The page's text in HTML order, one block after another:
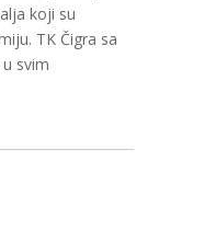
koji su
TK Čigra sa
svim